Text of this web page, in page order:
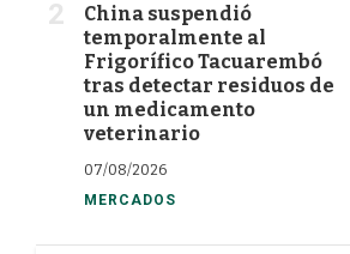
China suspendió
temporalmente al
Frigorífico Tacuarembó
tras detectar residuos de
un medicamento
veterinario
07/08/2026
MERCADOS